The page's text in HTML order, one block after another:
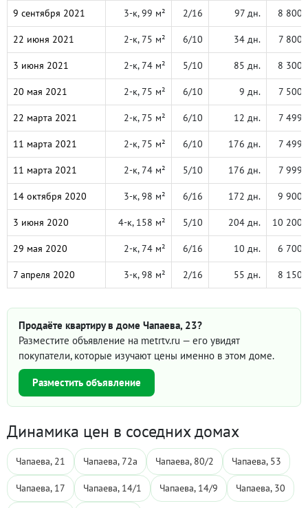
9 сентября 2021 3-к, 99 м² 2/16 97 дн. 8 800
22 июня 2021 2-к, 75 м² 6/10 34 дн. 7 800
3 июня 2021 2-к, 74 м² 5/10 85 дн. 8 300
20 мая 2021 2-к, 75 м² 6/10 9 дн. 7 500
22 марта 2021 2-к, 75 м² 6/10 12 дн. 7 499
11 марта 2021 2-к, 75 м² 6/10 176 дн. 7 499
11 марта 2021 2-к, 74 м² 5/10 176 дн. 7 999
14 октября 2020 3-к, 98 м² 6/16 172 дн. 9 900
3 июня 2020 4-к, 158 м² 5/10 204 дн. 10 200
29 мая 2020 2-к, 74 м² 6/16 10 дн. 6 700
7 апреля 2020 3-к, 98 м² 2/16 55 дн. 8 150
Продаёте квартиру в доме Чапаева, 23?
Разместите объявление на metrtv.ru — его увидят
покупатели, которые изучают цены именно в этом доме.
Разместить объявление
Динамика цен в соседних домах
Чапаева, 21 Чапаева, 72а Чапаева, 80/2 Чапаева, 53
Чапаева, 17 Чапаева, 14/1 Чапаева, 14/9 Чапаева, 30